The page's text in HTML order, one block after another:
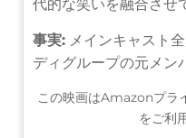
代的な笑いを融合させ
事実: メインキャスト
ディグループの元メン
この映画はAmazonプラ
をご利